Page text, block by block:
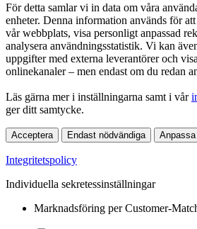
För detta samlar vi in data om våra
enheter. Denna information används för
vår webbplats, visa personligt anpassad
analysera användningsstatistik. Vi kan
uppgifter med externa leverantörer och
onlinekanaler – men endast om du redan
Läs gärna mer i inställningarna samt i vår
ger ditt samtycke.
Acceptera Endast nödvändiga
Integritetspolicy
Individuella sekretessinställningar
Marknadsföring per Customer-